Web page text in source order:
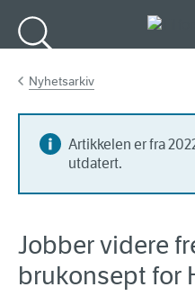
Nyhetsarkiv
Artikkelen er fra
utdatert.
Jobber videre
brukonsept for